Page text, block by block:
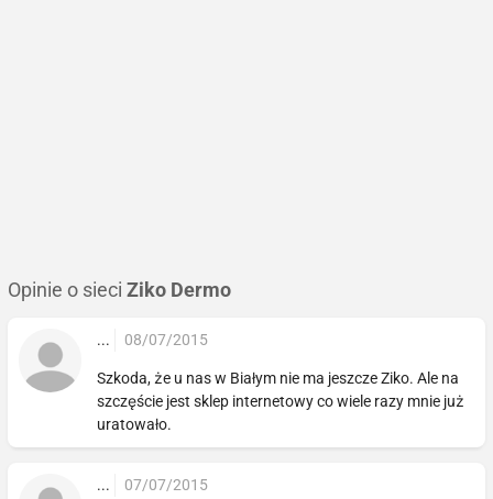
Opinie o sieci Ziko Dermo
... 08/07/2015
Szkoda, że u nas w Białym nie ma jeszcze Ziko. Ale na
szczęście jest sklep internetowy co wiele razy mnie już
uratowało.
... 07/07/2015